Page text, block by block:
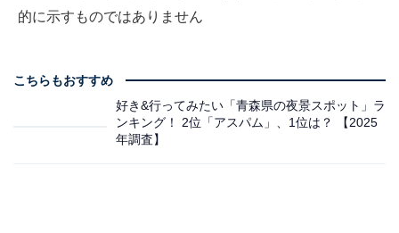
的に示すものではありません
こちらもおすすめ
好き&行ってみたい「青森県の夜景スポット」ラ
ンキング！ 2位「アスパム」、1位は？ 【2025
年調査】